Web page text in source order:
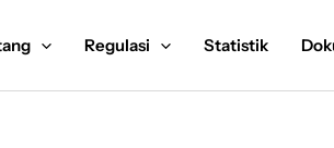
Regulasi Statistik